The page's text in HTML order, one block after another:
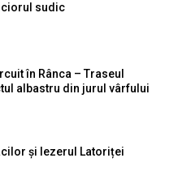
sudic
în Rânca – Traseul
albastru din jurul vârfului
și Iezerul Latoriței